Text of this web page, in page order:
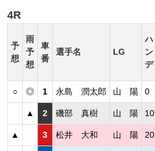
4R
予
想
雨
予
想
車
番
選手名 LG
ハ
ン
デ
○ ◎ 1 永島 潤太郎 山 陽 0
▲ 2 磯部 真樹 山 陽 10
▲ 3 松井 大和 山 陽 20